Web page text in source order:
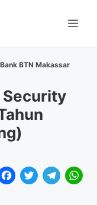
BTN Makassar
Security
F
T
T
W